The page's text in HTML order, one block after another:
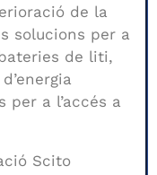
de la
solucions per a
de liti,
per a l’accés a
Scito